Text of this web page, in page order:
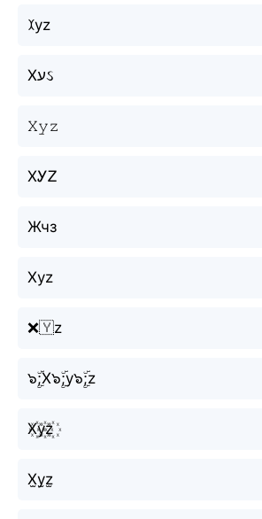
ꉧyz
Xעઽ
𝚇𝚢𝚣
XᎩᏃ
Жчз
Xyz
❌🇾z
๖ۣۜ;X๖ۣۜ;y๖ۣۜ;z
X꙰y꙰z꙰
X̫y̫z̫